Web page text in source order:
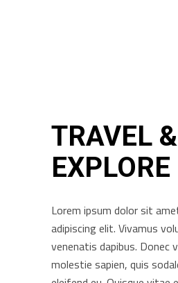
TRAVEL &
EXPLORE
Lorem ipsum dolor sit
adipiscing elit. Vivamus
venenatis dapibus. Donec
molestie sapien, quis